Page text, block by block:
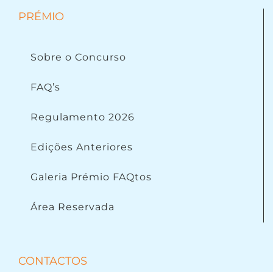
PRÉMIO
Sobre o Concurso
FAQ’s
Regulamento 2026
Edições Anteriores
Galeria Prémio FAQtos
Área Reservada
CONTACTOS